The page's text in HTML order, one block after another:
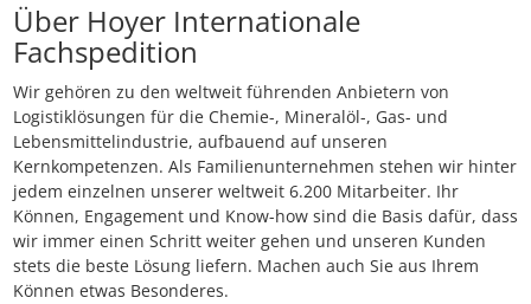
Über Hoyer Internationale
Fachspedition
Wir gehören zu den weltweit führenden Anbietern von
Logistiklösungen für die Chemie-, Mineralöl-, Gas- und
Lebensmittelindustrie, aufbauend auf unseren
Kernkompetenzen. Als Familienunternehmen stehen wir hinter
jedem einzelnen unserer weltweit 6.200 Mitarbeiter. Ihr
Können, Engagement und Know-how sind die Basis dafür, dass
wir immer einen Schritt weiter gehen und unseren Kunden
stets die beste Lösung liefern. Machen auch Sie aus Ihrem
Können etwas Besonderes.